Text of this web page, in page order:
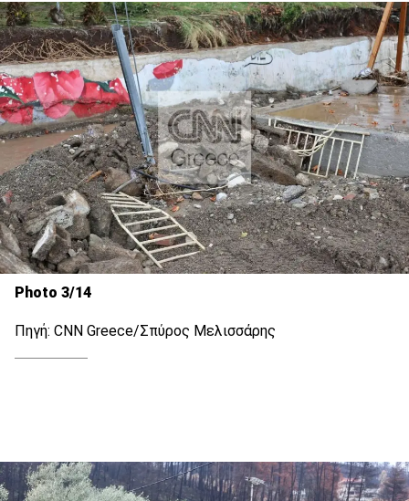
Photo 3/14
Πηγή: CNN Greece/Σπύρος Μελισσάρης